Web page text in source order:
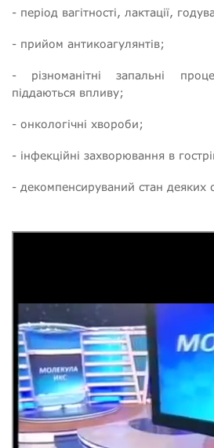
- період вагітності, лактації,
- прийом антикоагулянтів;
- різноманітні запальні
піддаються впливу;
- онкологічні хвороби;
- інфекційні захворювання в
- декомпенсируваний стан деяких